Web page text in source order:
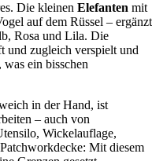
Die kleinen Elefanten mit
auf dem Rüssel – ergänzt
Rosa und Lila. Die
und zugleich verspielt und
ein bisschen
in der Hand, ist
– auch von
Wickelauflage,
Mit diesem